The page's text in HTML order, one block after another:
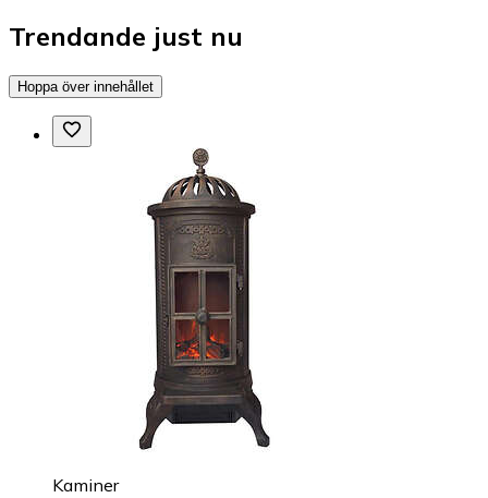
Trendande just nu
Hoppa över innehållet
Kaminer